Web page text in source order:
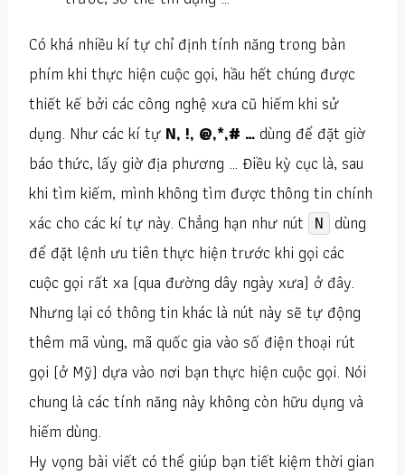
Có khá nhiều kí tự chỉ định tính năng trong bàn
phím khi thực hiện cuộc gọi, hầu hết chúng được
thiết kế bởi các công nghệ xưa cũ hiếm khi sử
dụng. Như các kí tự N, !, @,*,# …dùng để đặt giờ
báo thức, lấy giờ địa phương … Điều kỳ cục là, sau
khi tìm kiếm, mình không tìm được thông tin chính
xác cho các kí tự này. Chẳng hạn như nút
N
dùng
để đặt lệnh ưu tiên thực hiện trước khi gọi các
cuộc gọi rất xa (qua đường dây ngày xưa) ở đây.
Nhưng lại có thông tin khác là nút này sẽ tự động
thêm mã vùng, mã quốc gia vào số điện thoại rút
gọi (ở Mỹ) dựa vào nơi bạn thực hiện cuộc gọi. Nói
chung là các tính năng này không còn hữu dụng và
hiếm dùng.
Hy vọng bài viết có thể giúp bạn tiết kiệm thời gian